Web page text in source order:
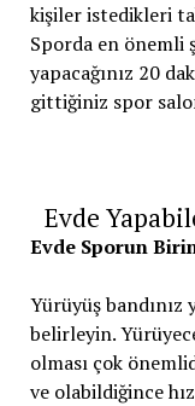
kişiler istedikleri
Sporda en önemli
yapacağınız 20
gittiğiniz spor
Evde
Evde Sporun
Yürüyüş
belirleyin.
olması çok
ve olabildiğince